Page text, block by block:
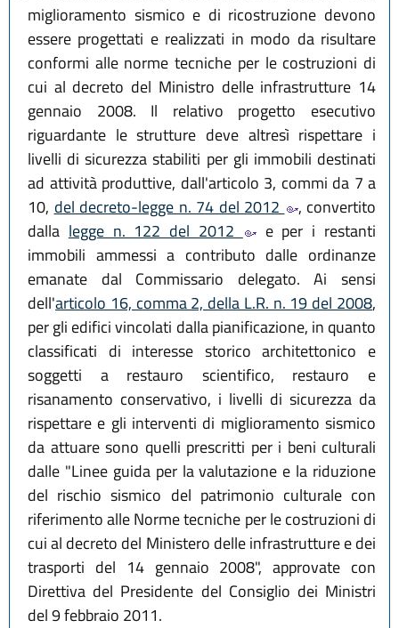
miglioramento sismico e di ricostruzione devono
essere progettati e realizzati in modo da risultare
conformi alle norme tecniche per le costruzioni di
cui al decreto del Ministro delle infrastrutture 14
gennaio 2008. Il relativo progetto esecutivo
riguardante le strutture deve altresì rispettare i
livelli di sicurezza stabiliti per gli immobili destinati
ad attività produttive, dall'articolo 3, commi da 7 a
10, del decreto-legge n. 74 del 2012
, convertito
dalla legge n. 122 del 2012
e per i restanti
immobili ammessi a contributo dalle ordinanze
emanate dal Commissario delegato. Ai sensi
dell'articolo 16, comma 2, della L.R. n. 19 del 2008,
per gli edifici vincolati dalla pianificazione, in quanto
classificati di interesse storico architettonico e
soggetti a restauro scientifico, restauro e
risanamento conservativo, i livelli di sicurezza da
rispettare e gli interventi di miglioramento sismico
da attuare sono quelli prescritti per i beni culturali
dalle "Linee guida per la valutazione e la riduzione
del rischio sismico del patrimonio culturale con
riferimento alle Norme tecniche per le costruzioni di
cui al decreto del Ministero delle infrastrutture e dei
trasporti del 14 gennaio 2008", approvate con
Direttiva del Presidente del Consiglio dei Ministri
del 9 febbraio 2011.